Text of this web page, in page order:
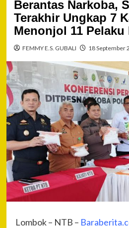
Berantas Narkoba,
Terakhir Ungkap 7
Menonjol 11 Pelaku
FEMMY E.S. GUBALI 18 September
Lombok – NTB –